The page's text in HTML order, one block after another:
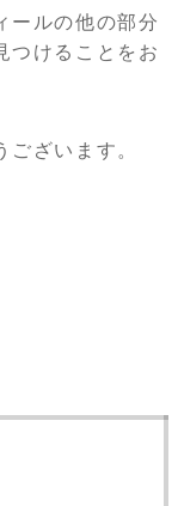
ールの他の部分
つけることをお
ざいます。